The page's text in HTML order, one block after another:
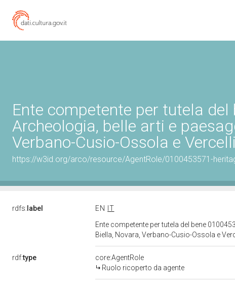
Ente competente per tutela
Archeologia, belle arti e
Verbano-Cusio-Ossola e Vercelli
https://w3id.org/arco/resource/AgentRole/0100453571-
rdfs: label EN
IT
Ente competente per tutela del bene
Biella, Novara, Verbano-Cusio-Ossola e
rdf:type
core:AgentRole
Ruolo ricoperto da agente